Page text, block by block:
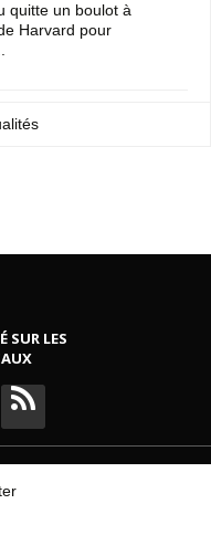
quitte un boulot à
Harvard pour
SUR LES